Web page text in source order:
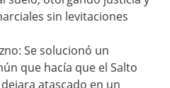
sin levitaciones
Se solucionó un
que hacía que el Salto
atascado en un